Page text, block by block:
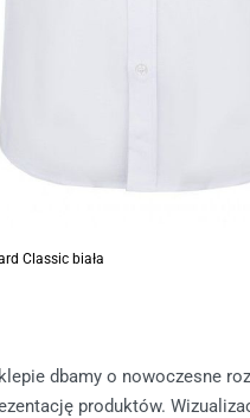
Classic biała
dbamy o nowoczesne
produktów.